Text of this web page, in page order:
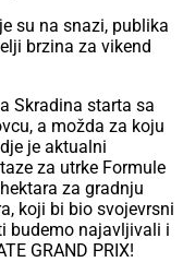
su na snazi, publika
brzina za vikend
Skradina starta sa
a možda za koju
je aktualni
za utrke Formule
za gradnju
koji bi bio svojevrsni
budemo najavljivali i
GRAND PRIX!